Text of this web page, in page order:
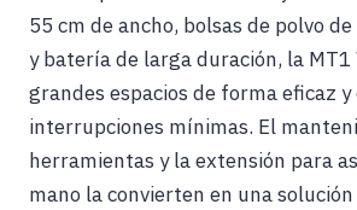
55 cm de ancho, bolsas de polvo
y batería de larga duración, la MT1
grandes espacios de forma eficaz y
interrupciones mínimas. El
herramientas y la extensión para
mano la convierten en una